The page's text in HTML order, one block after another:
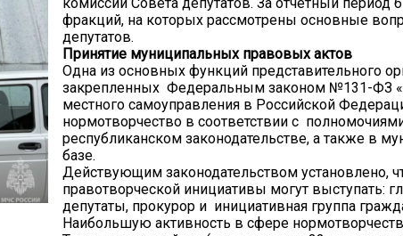
фракций, на которых рассмотрены основные
депутатов.
Принятие муниципальных правовых актов
Одна из основных функций представительного
закрепленных Федеральным законом №131-ФЗ
местного самоуправления в Российской
нормотворчество в соответствии с
республиканском законодательстве, а также в
базе.
Действующим законодательством установлено,
правотворческой инициативы могут выступать:
депутаты, прокурор и инициативная группа
Наибольшую активность в сфере